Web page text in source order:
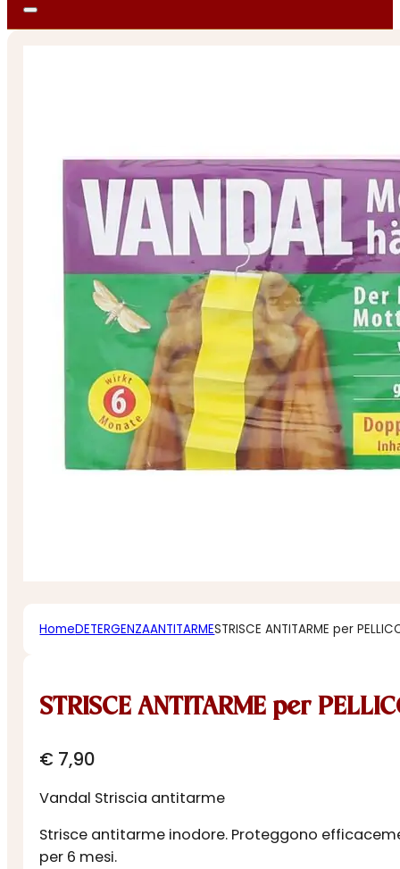
HomeDETERGENZAANTITARMESTRISCE ANTITARME per
STRISCE ANTITARME per
€ 7,90
Vandal Striscia antitarme
Strisce antitarme inodore. Proteggono
per 6 mesi.